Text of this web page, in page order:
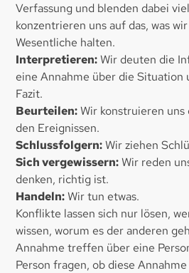
Verfassung und blenden dabei
konzentrieren uns auf das, was
Wesentliche halten.
Interpretieren:Wir deuten die
eine Annahme über die Situation
Fazit.
Beurteilen:Wir konstruieren
den Ereignissen.
Schlussfolgern:Wir ziehen
Sich vergewissern:Wir reden
denken, richtig ist.
Handeln:Wir tun etwas.
Konflikte lassen sich nur lösen,
wissen, worum es der anderen
Annahme treffen über eine
Person fragen, ob diese